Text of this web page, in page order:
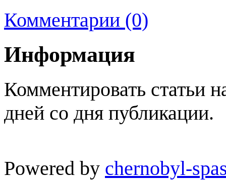
Комментарии (0)
Информация
Комментировать статьи
дней со дня публикации.
Powered by chernobyl-